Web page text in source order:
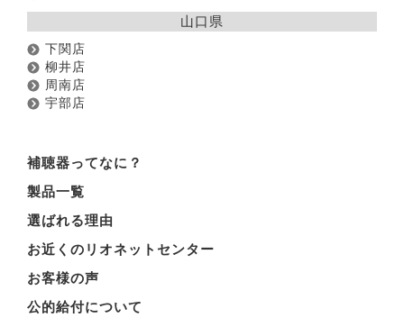
山口県
下関店
柳井店
周南店
宇部店
補聴器ってなに？
製品一覧
選ばれる理由
お近くのリオネットセンター
お客様の声
公的給付について